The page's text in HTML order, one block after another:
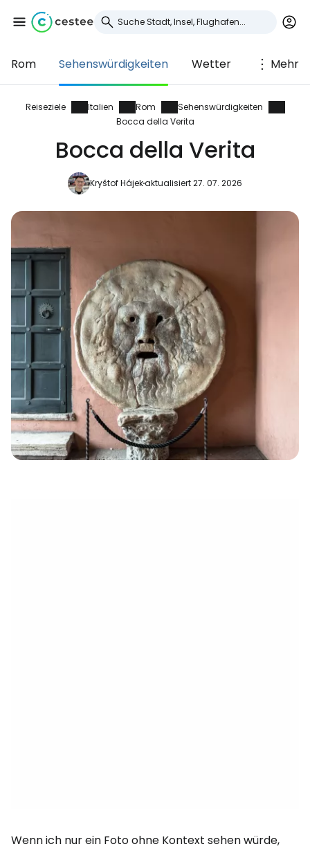
Rom Sehenswürdigkeiten Wetter Mehr
Reiseziele Italien Rom
Sehenswürdigkeiten
Bocca della Verita
Bocca della Verita
Kryštof Hájekaktualisiert 27. 07. 2026
Wenn ich nur ein Foto ohne Kontext sehen würde,
Anmeldung bei
Cestee
... die weltweite Reise-Community
Weiter mit Google
Weiter mit E-Mail